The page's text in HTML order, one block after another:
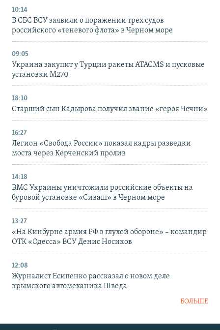
10:14
В СБС ВСУ заявили о поражении трех судов
российского «теневого флота» в Черном море
09:05
Украина закупит у Турции ракеты ATACMS и пусковые
установки M270
18:10
Старший сын Кадырова получил звание «героя Чечни»
16:27
Легион «Свобода России» показал кадры разведки
моста через Керченский пролив
14:18
ВМС Украины уничтожили российские объекты на
буровой установке «Сиваш» в Черном море
13:27
«На Кинбурне армия РФ в глухой обороне» – командир
ОТК «Одесса» ВСУ Денис Носиков
12:08
Журналист Есипенко рассказал о новом деле
крымского автомеханика Шведа
БОЛЬШЕ